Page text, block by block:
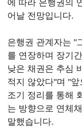
에 따라 은행권의
어날 전망입니다.
은행권 관계자는 "
를 연장하며 장기
낮은 채권은 추심
적지 않았다"며 "
조기 정리를 통해
는 방향으로 연체
말했습니다.